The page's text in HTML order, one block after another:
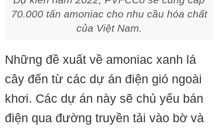
70.000 tấn amoniac cho nhu cầu hóa chất
của Việt Nam.
Những đề xuất về amoniac xanh lá
cây đến từ các dự án điện gió ngoài
khơi. Các dự án này sẽ chủ yếu bán
điện qua đường truyền tải vào bờ và